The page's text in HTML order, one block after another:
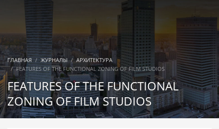
ГЛАВНАЯ ЖУРНАЛЫ
АРХИТЕКТУРА
FEATURES OF THE FUNCTIONAL ZONING OF FILM STUDIOS
FEATURES OF THE FUNCTIONAL
ZONING OF FILM STUDIOS